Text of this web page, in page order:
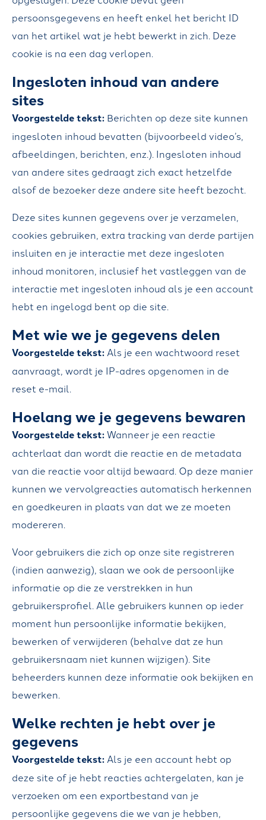
persoonsgegevens en heeft enkel het bericht ID
van het artikel wat je hebt bewerkt in zich. Deze
cookie is na een dag verlopen.
Ingesloten inhoud van andere
sites
Voorgestelde tekst: Berichten op deze site kunnen
ingesloten inhoud bevatten (bijvoorbeeld video’s,
afbeeldingen, berichten, enz.). Ingesloten inhoud
van andere sites gedraagt zich exact hetzelfde
alsof de bezoeker deze andere site heeft bezocht.
Deze sites kunnen gegevens over je verzamelen,
cookies gebruiken, extra tracking van derde partijen
insluiten en je interactie met deze ingesloten
inhoud monitoren, inclusief het vastleggen van de
interactie met ingesloten inhoud als je een account
hebt en ingelogd bent op die site.
Met wie we je gegevens delen
Voorgestelde tekst: Als je een wachtwoord reset
aanvraagt, wordt je IP-adres opgenomen in de
reset e-mail.
Hoelang we je gegevens bewaren
Voorgestelde tekst:Wanneer je een reactie
achterlaat dan wordt die reactie en de metadata
van die reactie voor altijd bewaard. Op deze manier
kunnen we vervolgreacties automatisch herkennen
en goedkeuren in plaats van dat we ze moeten
modereren.
Voor gebruikers die zich op onze site registreren
(indien aanwezig), slaan we ook de persoonlijke
informatie op die ze verstrekken in hun
gebruikersprofiel. Alle gebruikers kunnen op ieder
moment hun persoonlijke informatie bekijken,
bewerken of verwijderen (behalve dat ze hun
gebruikersnaam niet kunnen wijzigen). Site
beheerders kunnen deze informatie ook bekijken en
bewerken.
Welke rechten je hebt over je
gegevens
Voorgestelde tekst: Als je een account hebt op
deze site of je hebt reacties achtergelaten, kan je
verzoeken om een exportbestand van je
persoonlijke gegevens die we van je hebben,